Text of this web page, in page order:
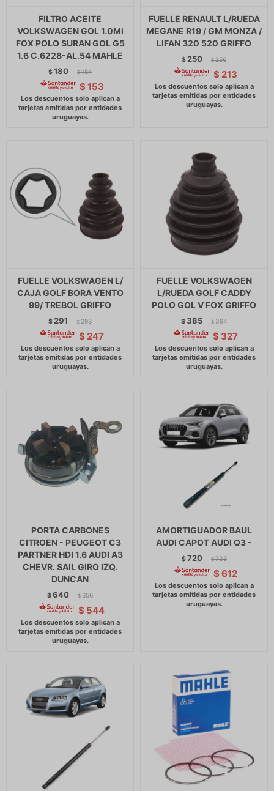
FILTRO ACEITE
VOLKSWAGEN GOL 1.0Mi
FOX POLO SURAN GOL G5
1.6 C.6228-AL.54 MAHLE
$180 $ 184
$ 153
FUELLE RENAULT L/RUEDA
MEGANE R19 / GM MONZA /
LIFAN 320 520 GRIFFO
$ 250 $ 256
$ 213
FUELLE VOLKSWAGEN L/
CAJA GOLF BORA VENTO
99/ TREBOL GRIFFO
$ 291 $ 298
$ 247
FUELLE VOLKSWAGEN
L/RUEDA GOLF CADDY
POLO GOL V FOX GRIFFO
$ 385 $ 394
$ 327
PORTA CARBONES
CITROEN - PEUGEOT C3
PARTNER HDI 1.6 AUDI A3
CHEVR. SAIL GIRO IZQ.
DUNCAN
$640 $ 656
$ 544
AMORTIGUADOR BAUL
AUDI CAPOT AUDI Q3 -
$720 $ 738
$ 612